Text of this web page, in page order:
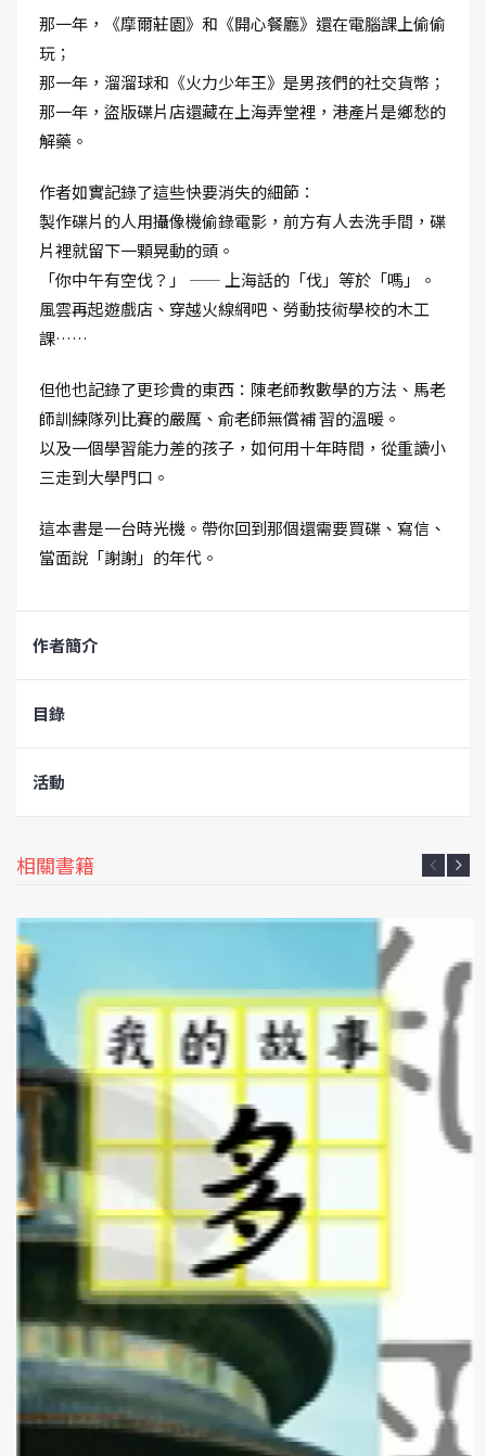
那一年，《摩爾莊園》和《開心餐廳》還在電腦課上偷偷
玩；
那一年，溜溜球和《火力少年王》是男孩們的社交貨幣；
那一年，盜版碟片店還藏在上海弄堂裡，港產片是鄉愁的
解藥。
作者如實記錄了這些快要消失的細節：
製作碟片的人用攝像機偷錄電影，前方有人去洗手間，碟
片裡就留下一顆晃動的頭。
「你中午有空伐？」 —— 上海話的「伐」等於「嗎」。
風雲再起遊戲店、穿越火線網吧、勞動技術學校的木工
課……
但他也記錄了更珍貴的東西：陳老師教數學的方法、馬老
師訓練隊列比賽的嚴厲、俞老師無償補 習的溫暖。
以及一個學習能力差的孩子，如何用十年時間，從重讀小
三走到大學門口。
這本書是一台時光機。帶你回到那個還需要買碟、寫信、
當面說「謝謝」的年代。
作者簡介
目錄
活動
相關書籍